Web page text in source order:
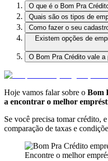
O que é o Bom Pra
Quais são os tipos de
Como fazer o seu
Existem opções de
O Bom Pra Crédito vale a
Hoje vamos falar sobre o Bom
a encontrar o melhor
Se você precisa tomar crédito,
comparação de taxas e
Encontre o melhor